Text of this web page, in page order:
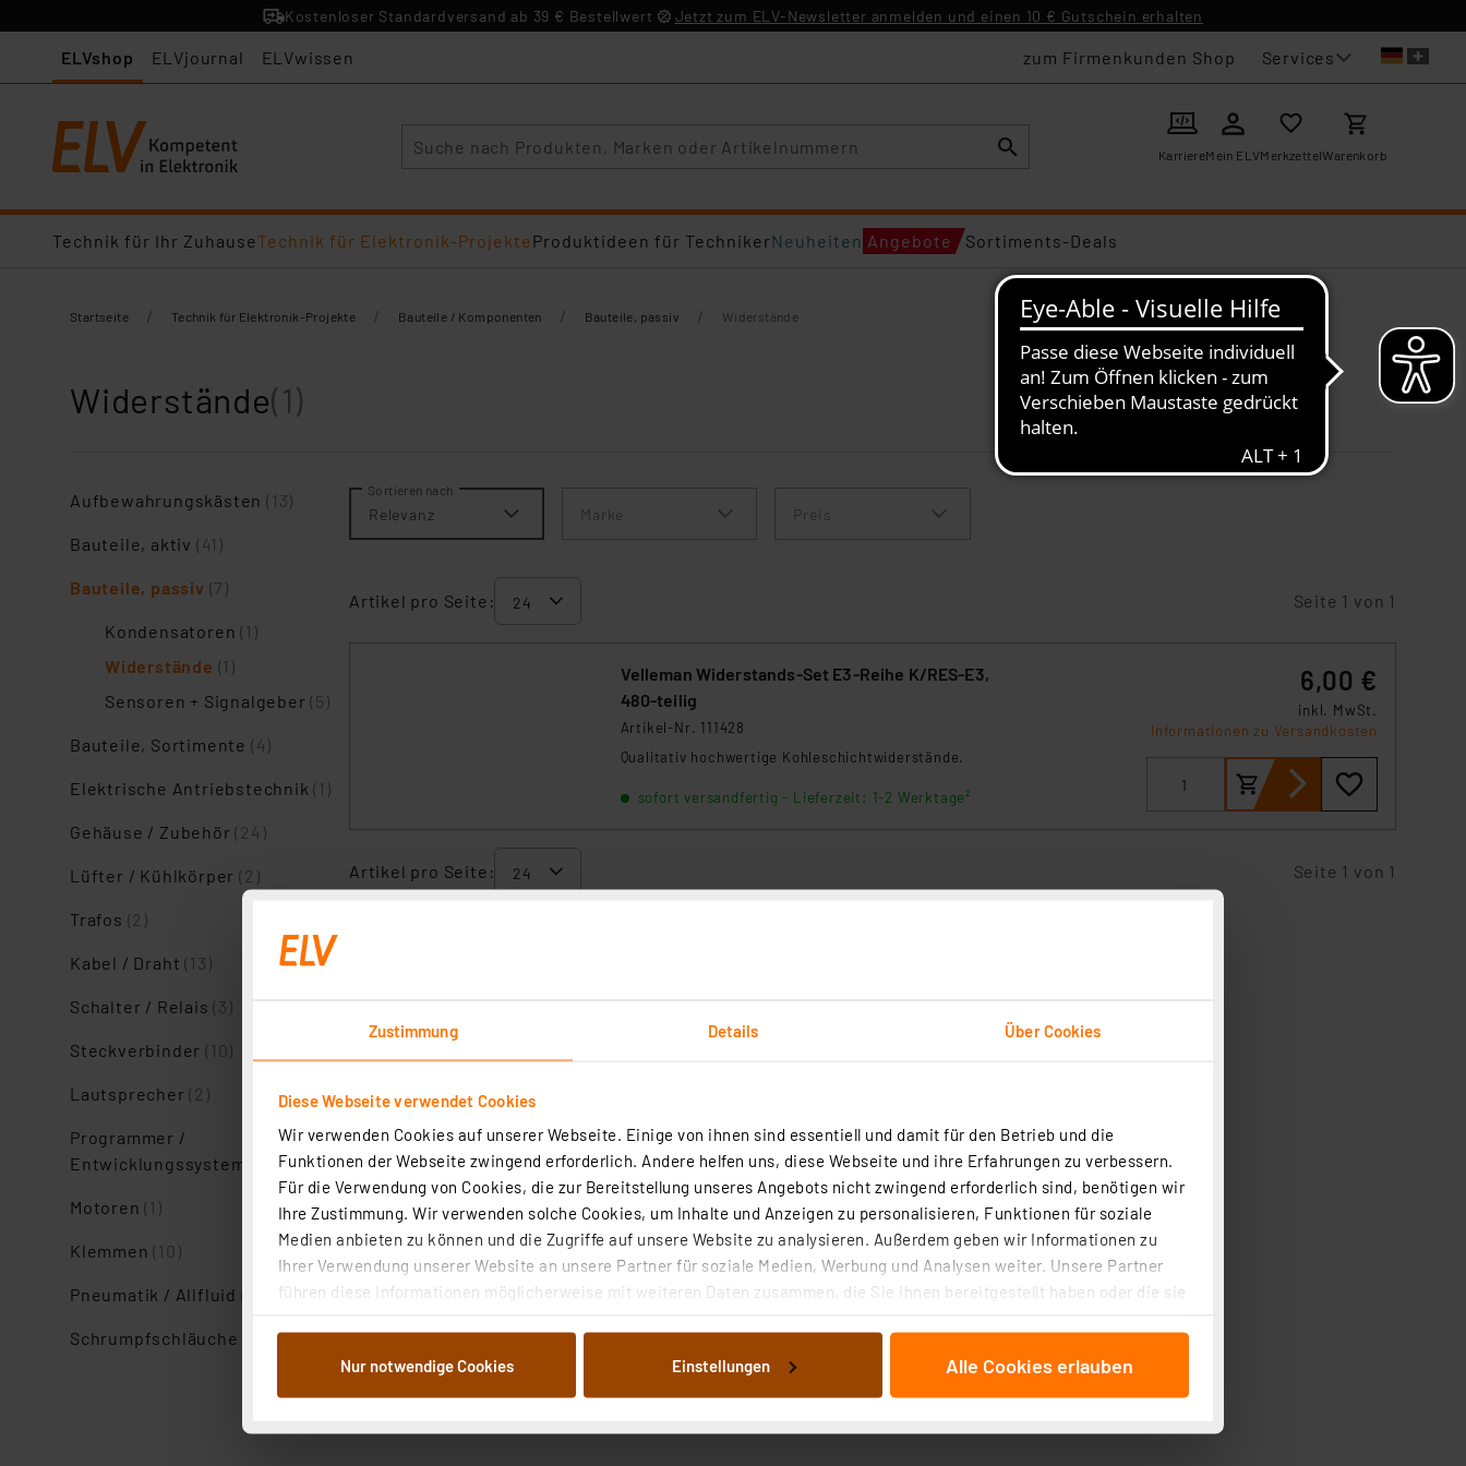
Zustimmung Details Über Cookies
Diese Webseite verwendet Cookies
Wir verwenden Cookies auf unserer Webseite. Einige von ihnen sind essentiell und damit für den Betrieb und die
Funktionen der Webseite zwingend erforderlich. Andere helfen uns, diese Webseite und ihre Erfahrungen zu verbessern.
Für die Verwendung von Cookies, die zur Bereitstellung unseres Angebots nicht zwingend erforderlich sind, benötigen wir
Ihre Zustimmung. Wir verwenden solche Cookies, um Inhalte und Anzeigen zu personalisieren, Funktionen für soziale
Medien anbieten zu können und die Zugriffe auf unsere Website zu analysieren. Außerdem geben wir Informationen zu
Ihrer Verwendung unserer Website an unsere Partner für soziale Medien, Werbung und Analysen weiter. Unsere Partner
führen diese Informationen möglicherweise mit weiteren Daten zusammen, die Sie ihnen bereitgestellt haben oder die sie
Weiterverarbeitung für die nachfolgend dargestellten bzw. die von Ihnen ausgewählten Verarbeitungszwecke (Art. 6
Abs.1a DSG-VO) zu. Eine detaillierte Auflistung der einzelnen Cookies nach Zweck und Anbieter ist durch Klick auf den
Nur notwendige Cookies Einstellungen Alle Cookies erlauben
Kostenloser Standardversand ab 39 € Bestellwert Jetzt zum ELV-Newsletter anmelden und einen 10 € Gutschein erhalten
ELVshop ELVjournal ELVwissen zum Firmenkunden Shop Services
KarriereMein ELVMerkzettelWarenkorb
Technik für Ihr ZuhauseTechnik für Elektronik-ProjekteProduktideen für TechnikerNeuheiten Angebote Sortiments-Deals
Startseite / Technik für Elektronik-Projekte / Bauteile / Komponenten / Bauteile, passiv / Widerstände
Widerstände(1)
Aufbewahrungskästen(13)
Bauteile, aktiv (41)
Bauteile, passiv (7)
Kondensatoren(1)
Widerstände (1)
Sensoren + Signalgeber(5)
Bauteile, Sortimente (4)
Elektrische Antriebstechnik(1)
Gehäuse / Zubehör(24)
Lüfter / Kühlkörper(2)
Trafos (2)
Kabel / Draht(13)
Schalter / Relais(3)
Steckverbinder(10)
Lautsprecher(2)
Programmer /
Entwicklungssysteme
Motoren(1)
Klemmen(10)
Pneumatik / Allfluid (1)
Schrumpfschläuche
Sortieren nach
Relevanz Marke Preis
Artikel pro Seite: Seite 1 von 1
Velleman Widerstands-Set E3-Reihe K/RES-E3,
480-teilig
Artikel-Nr. 111428
Qualitativ hochwertige Kohleschichtwiderstände.
sofort versandfertig - Lieferzeit: 1-2 Werktage²
6,00 €
inkl. MwSt.
Informationen zu Versandkosten
Artikel pro Seite: Seite 1 von 1